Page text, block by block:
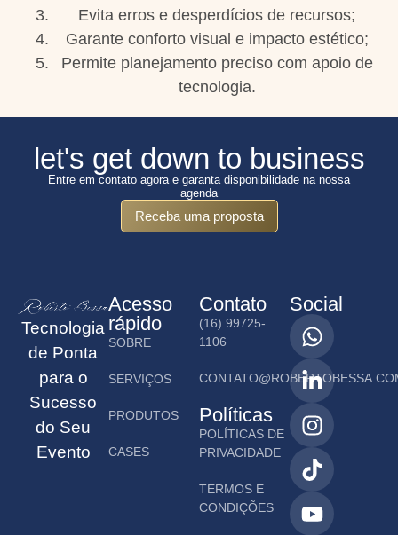
Evita erros e desperdícios de recursos;
Garante conforto visual e impacto estético;
Permite planejamento preciso com apoio de
tecnologia.
let's get down to business
Entre em contato agora e garanta disponibilidade na nossa
agenda
Receba uma proposta
Tecnologia
de Ponta
para o
Sucesso
do Seu
Evento
Acesso
rápido
SOBRE
SERVIÇOS
PRODUTOS
CASES
Contato
(16) 99725-
1106
Políticas
POLÍTICAS DE
PRIVACIDADE
TERMOS E
CONDIÇÕES
Social